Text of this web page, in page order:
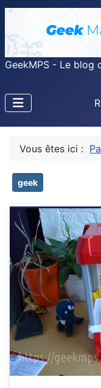
GeekMPS - Le blog
Vous êtes ici :
geek